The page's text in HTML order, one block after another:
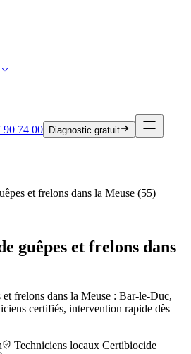
90 74 00 Diagnostic gratuit
et frelons dans la Meuse (55)
guêpes et frelons dans
frelons dans la Meuse : Bar-le-Duc,
certifiés, intervention rapide dès
Techniciens locaux Certibiocide